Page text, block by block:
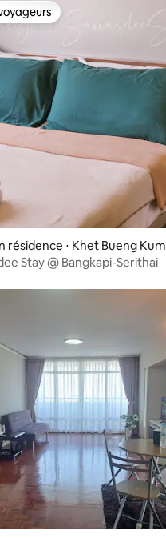
⋅ Khet Bueng Kum
Stay @ Bangkapi-Serithai